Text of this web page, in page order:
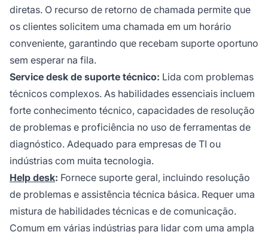
diretas. O recurso de retorno de chamada permite que
os clientes solicitem uma chamada em um horário
conveniente, garantindo que recebam suporte oportuno
sem esperar na fila.
Service desk de suporte técnico: Lida com problemas
técnicos complexos. As habilidades essenciais incluem
forte conhecimento técnico, capacidades de resolução
de problemas e proficiência no uso de ferramentas de
diagnóstico. Adequado para empresas de TI ou
indústrias com muita tecnologia.
Help desk: Fornece suporte geral, incluindo resolução
de problemas e assistência técnica básica. Requer uma
mistura de habilidades técnicas e de comunicação.
Comum em várias indústrias para lidar com uma ampla